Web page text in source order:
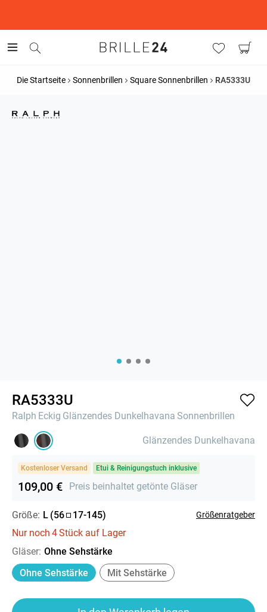
Die Startseite Sonnenbrillen Square Sonnenbrillen RA5333U
RA5333U
Ralph Eckig Glänzendes Dunkelhavana Sonnenbrillen
Glänzendes Dunkelhavana
Kostenloser Versand Etui & Reinigungstuch inklusive
109,00 € Preis beinhaltet getönte Gläser
Größe: L (56 17-145) Größenratgeber
Nur noch 4Stück auf Lager
Gläser: Ohne Sehstärke
Ohne Sehstärke
Mit Sehstärke